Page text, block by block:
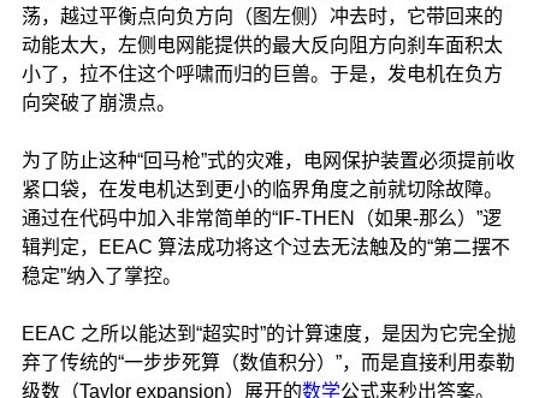
荡，越过平衡点向负方向（图左侧）冲去时，它带回来的
动能太大，左侧电网能提供的最大反向阻方向刹车面积太
小了，拉不住这个呼啸而归的巨兽。于是，发电机在负方
向突破了崩溃点。
为了防止这种“回马枪”式的灾难，电网保护装置必须提前收
紧口袋，在发电机达到更小的临界角度之前就切除故障。
通过在代码中加入非常简单的“IF-THEN（如果-那么）”逻
辑判定，EEAC 算法成功将这个过去无法触及的“第二摆不
稳定”纳入了掌控。
EEAC 之所以能达到“超实时”的计算速度，是因为它完全抛
弃了传统的“一步步死算（数值积分）”，而是直接利用泰勒
级数（Taylor expansion）展开的数学公式来秒出答案。